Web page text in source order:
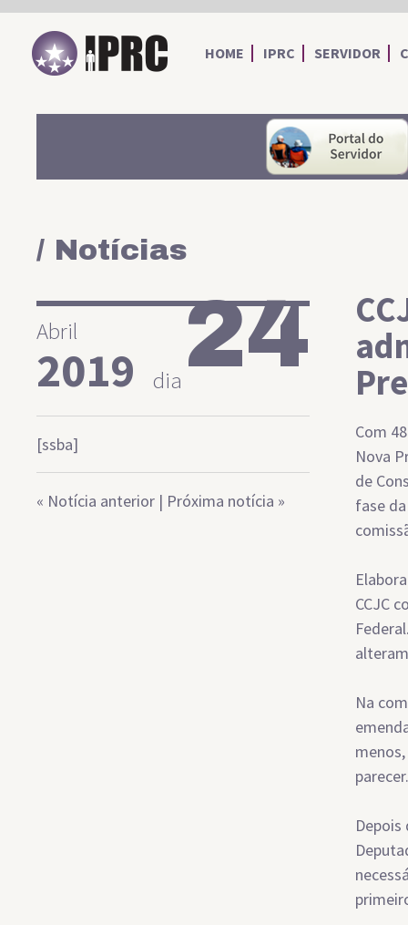
IPRC
HOME IPRC SERVIDOR
/ Notícias
Abril
2019 dia24
[ssba]
« Notícia anterior | Próxima notícia »
Com
Nova
de
fase
CCJC
Na
parecer.